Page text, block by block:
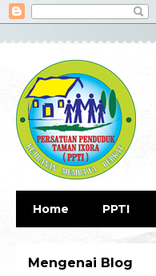
Home PPTI
Mengenai Blog